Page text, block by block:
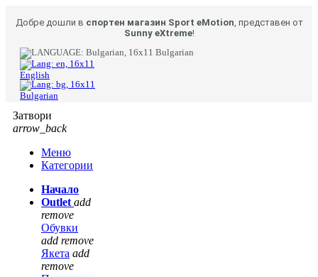
Добре дошли в спортен магазин Sport eMotion, представен от
Sunny eXtreme!
Bulgarian
English
Bulgarian
Затвори
arrow_back
Меню
Категории
Начало
Outlet add
remove
Обувки
add remove
Якета add
remove